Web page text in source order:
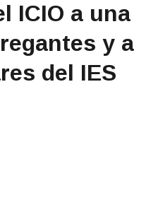
ICIO a una
y a
del IES